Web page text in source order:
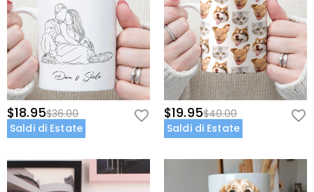
$18.95$36.00
Saldi di Estate
$19.95$40.00
Saldi di Estate